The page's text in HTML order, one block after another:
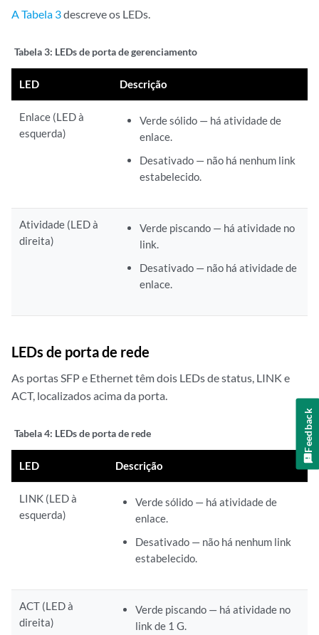
A Tabela 3descreve os LEDs.
Tabela 3: LEDs de porta de gerenciamento
LED Descrição
Enlace (LED à
esquerda)
Verde sólido — há atividade de
enlace.
Desativado — não há nenhum link
estabelecido.
Atividade (LED à
direita)
Verde piscando — há atividade no
link.
Desativado — não há atividade de
enlace.
LEDs de porta de rede
As portas SFP e Ethernet têm dois LEDs de status, LINK e
ACT, localizados acima da porta.
Tabela 4: LEDs de porta de rede
LED Descrição
LINK (LED à
esquerda)
Verde sólido — há atividade de
enlace.
Desativado — não há nenhum link
estabelecido.
ACT (LED à
direita)
Verde piscando — há atividade no
link de 1 G.
Feedback